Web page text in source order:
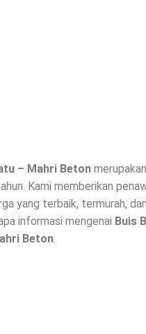
– Mahri Beton
Kami memberikan
yang terbaik, termurah,
informasi mengenai Buis
Beton